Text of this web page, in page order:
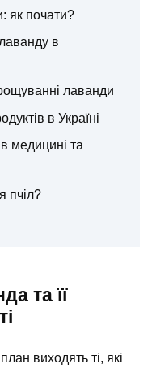
як почати?
в
лаванди
в Україні
медицині та
пчіл?
та її
виходять ті, які